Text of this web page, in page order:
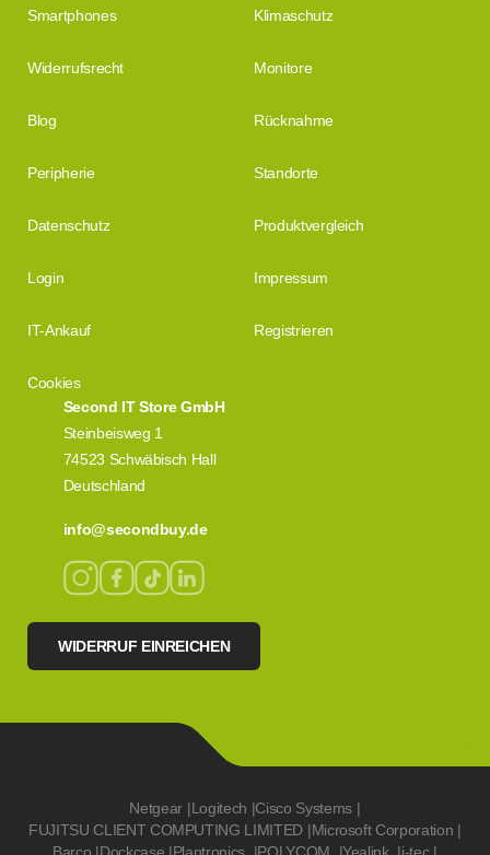
Second IT Store GmbH
Steinbeisweg 1
74523 Schwäbisch Hall
Deutschland
info@secondbuy.de
WIDERRUF EINREICHEN
Smartphones Klimaschutz
Widerrufsrecht Monitore
Blog Rücknahme
Peripherie Standorte
Datenschutz Produktvergleich
Login Impressum
IT-Ankauf Registrieren
Cookies
Netgear |Logitech |Cisco Systems |
FUJITSU CLIENT COMPUTING LIMITED |Microsoft Corporation |